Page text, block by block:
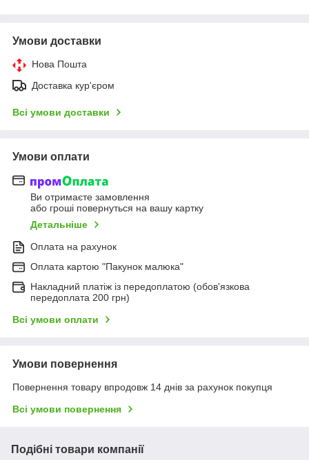
Умови доставки
Нова Пошта
Доставка кур'єром
Всі умови доставки
Умови оплати
Ви отримаєте замовлення
або гроші повернуться на вашу картку
Детальніше
Оплата на рахунок
Оплата картою "Пакунок малюка"
Накладний платіж із передоплатою (обов'язкова
передоплата 200 грн)
Всі умови оплати
Умови повернення
Повернення товару впродовж 14 днів за рахунок покупця
Всі умови повернення
Подібні товари компанії